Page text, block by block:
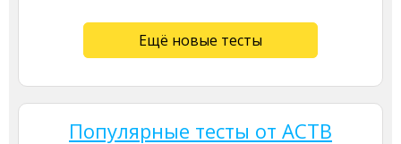
Ещё новые тесты
Популярные тесты от АСТВ